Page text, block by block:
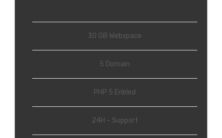
30 GB Webspace
5 Domain
PHP 5 Enbled
24H – Support